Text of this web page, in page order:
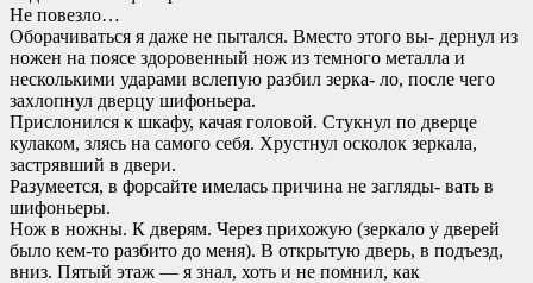
Не повезло…
Оборачиваться я даже не пытался. Вместо этого вы- дернул из
ножен на поясе здоровенный нож из темного металла и
несколькими ударами вслепую разбил зерка- ло, после чего
захлопнул дверцу шифоньера.
Прислонился к шкафу, качая головой. Стукнул по дверце
кулаком, злясь на самого себя. Хрустнул осколок зеркала,
застрявший в двери.
Разумеется, в форсайте имелась причина не загляды- вать в
шифоньеры.
Нож в ножны. К дверям. Через прихожую (зеркало у дверей
было кем-то разбито до меня). В открытую дверь, в подъезд,
вниз. Пятый этаж — я знал, хоть и не помнил, как